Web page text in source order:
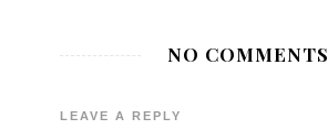
NO COMMENTS
LEAVE A REPLY